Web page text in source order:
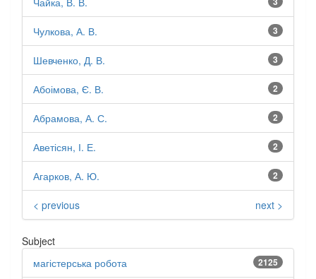
3
Чулкова, А. В.
3
Шевченко, Д. В.
2
Абоімова, Є. В.
2
Абрамова, А. С.
2
Аветісян, І. Е.
2
Агарков, А. Ю.
< previous next >
Subject
2125
магістерська робота